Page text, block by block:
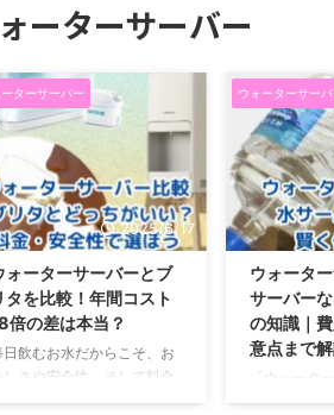
ーターサーバー
ターサーバー
2025/6/17
ォーターサーバーとブ
タを比較！年間コスト
倍の差は本当？
日飲むお水だからこそ、お
しさや安全性、そして料金
ウォーターサーバ
ウォータ
サーバー
の知識｜
意点まで
「ウォータ